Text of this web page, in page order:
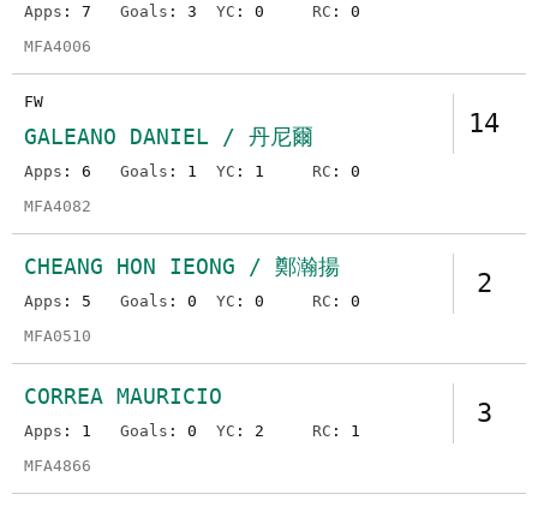
Apps : 7 Goals : 3 YC : 0 RC : 0
MFA4006
14
FW
GALEANO DANIEL / 丹尼爾
Apps : 6 Goals : 1 YC : 1 RC : 0
MFA4082
2
CHEANG HON IEONG / 鄭瀚揚
Apps : 5 Goals : 0 YC : 0 RC : 0
MFA0510
3
CORREA MAURICIO
Apps : 1 Goals : 0 YC : 2 RC : 1
MFA4866